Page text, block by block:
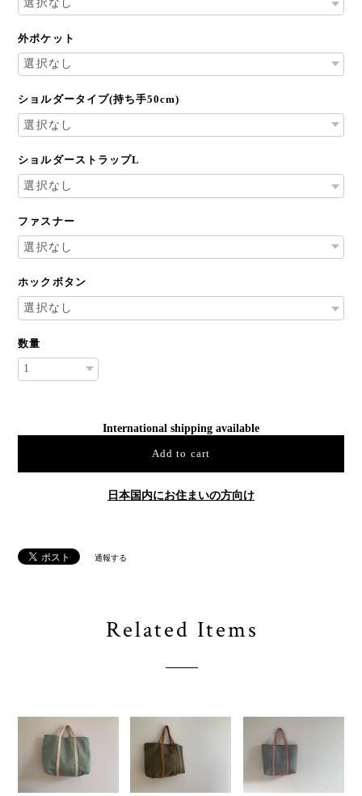
外ポケット
ショルダータイプ(持ち手50cm)
ショルダーストラップL
ファスナー
ホックボタン
数量
International shipping available
Add to cart
日本国内にお住まいの方向け
通報する
Related Items